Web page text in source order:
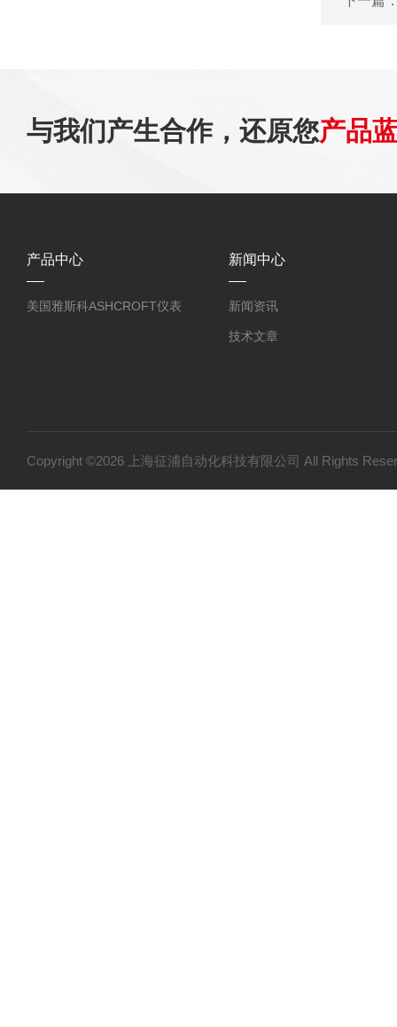
与我们产生合作，还原您产品
产品中心
美国雅斯科ASHCROFT仪表
新闻中心
新闻资讯
技术文章
Copyright ©2026 上海征浦自动化科技有限公司 All Rights